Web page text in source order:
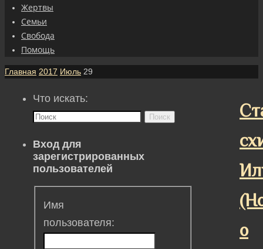
Жертвы
Семьи
Свобода
Помощь
Главная 2017 Июль 29
о
Что искать:
Поиск
Вход для
зарегистрированных
пользователей
Имя
пользователя: